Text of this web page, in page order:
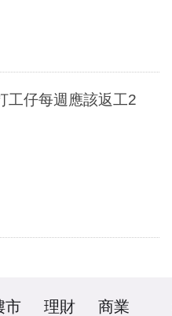
仔每週應該返工2
市 理財 商業